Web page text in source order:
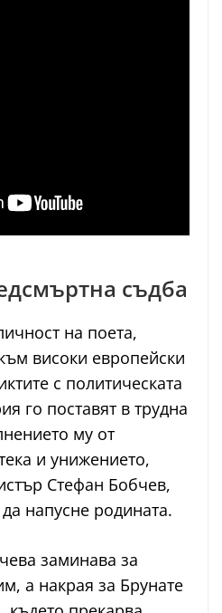
съдба
на поета,
високи европейски
с политическата
го поставят в трудна
му от
и унижението,
Стефан Бобчев,
напусне родината.
заминава за
а накрая за Брунате